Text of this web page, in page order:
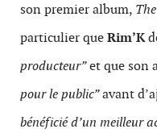
son premier album,
particulier queRim’K
producteur”et que son
pour le public”avant
bénéficié d’un meilleur